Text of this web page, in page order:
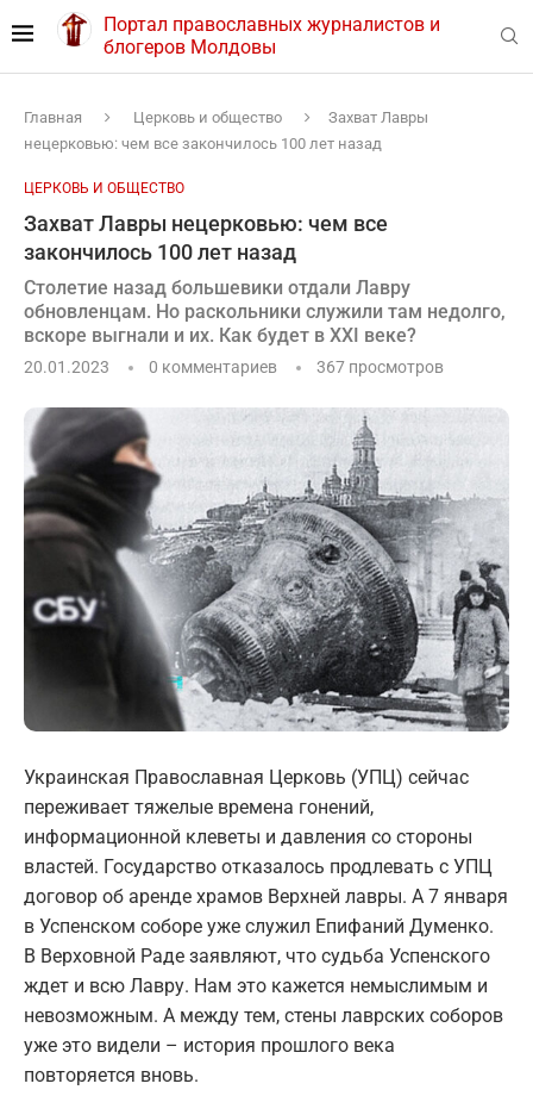
Портал православных журналистов и
блогеров Молдовы
Главная Церковь и общество
Захват Лавры
нецерковью: чем все закончилось 100 лет назад
ЦЕРКОВЬ И ОБЩЕСТВО
Захват Лавры нецерковью: чем все
закончилось 100 лет назад
Столетие назад большевики отдали Лавру
обновленцам. Но раскольники служили там недолго,
вскоре выгнали и их. Как будет в ХХІ веке?
20.01.2023 0 комментариев 367 просмотров
Украинская Православная Церковь (УПЦ) сейчас
переживает тяжелые времена гонений,
информационной клеветы и давления со стороны
властей. Государство отказалось продлевать с УПЦ
договор об аренде храмов Верхней лавры. А 7 января
в Успенском соборе уже служил Епифаний Думенко.
В Верховной Раде заявляют, что судьба Успенского
ждет и всю Лавру. Нам это кажется немыслимым и
невозможным. А между тем, стены лаврских соборов
уже это видели – история прошлого века
повторяется вновь.